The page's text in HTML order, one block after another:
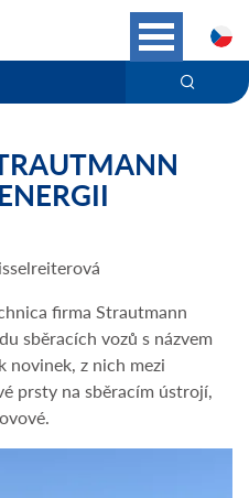
firma Strautmann
sběracích vozů s názvem
novinek, z nich mezi
prsty na sběracím ústrojí,